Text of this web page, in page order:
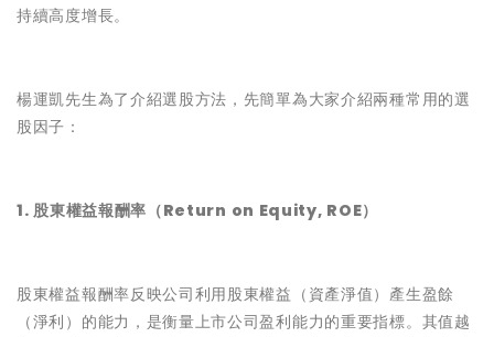
持續高度增長。
楊運凱先生為了介紹選股方法，先簡單為大家介紹兩種常用的選
股因子：
1. 股東權益報酬率（Return on Equity, ROE）
股東權益報酬率反映公司利用股東權益（資產淨值）產生盈餘
（淨利）的能力，是衡量上市公司盈利能力的重要指標。其值越